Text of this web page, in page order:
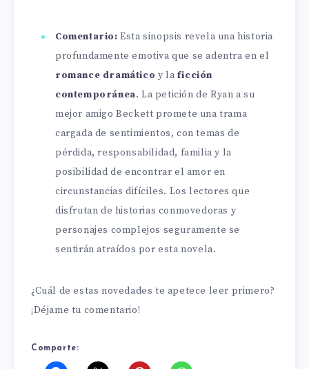
Comentario: Esta sinopsis revela una historia
profundamente emotiva que se adentra en el
romance dramático y la ficción
contemporánea. La petición de Ryan a su
mejor amigo Beckett promete una trama
cargada de sentimientos, con temas de
pérdida, responsabilidad, familia y la
posibilidad de encontrar el amor en
circunstancias difíciles. Los lectores que
disfrutan de historias conmovedoras y
personajes complejos seguramente se
sentirán atraídos por esta novela.
¿Cuál de estas novedades te apetece leer primero?
¡Déjame tu comentario!
Comparte: